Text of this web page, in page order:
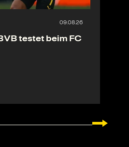
testet beim FC